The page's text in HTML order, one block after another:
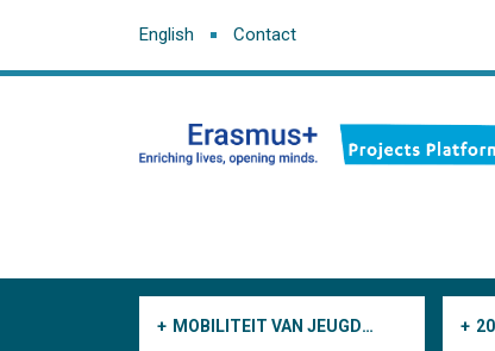
English Contact
MOBILITEIT VAN JEUGDWERKERS